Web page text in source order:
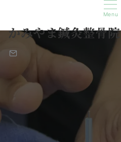
Menu
かみやま鍼灸整骨院